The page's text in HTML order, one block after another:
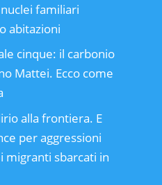
familiari
abitazioni
cinque: il carbonio
Mattei. Ecco come
alla frontiera. E
per aggressioni
migranti sbarcati in